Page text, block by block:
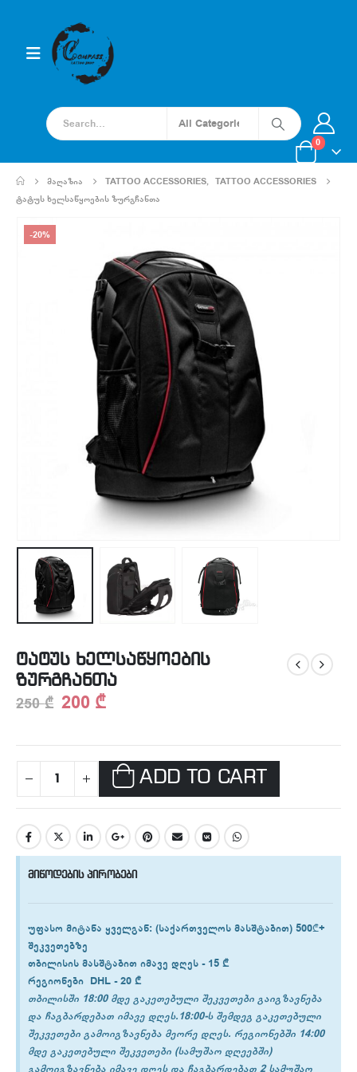
0
ᲛᲐᲦᲐᲖᲘᲐ TATTOO ACCESSORIES, TATTOO ACCESSORIES
ᲢᲐᲢᲣᲡ ᲮᲔᲚᲡᲐᲬᲧᲝᲔᲑᲘᲡ ᲖᲣᲠᲒᲩᲐᲜᲗᲐ
-20%
ტატუს ხელსაწყოების
ზურგჩანთა
250₾ 200 ₾
ADD TO CART
მიწოდების პირობები
უფასო მიტანა ყველგან: (საქართველოს მასშტაბით) 500₾+
შეკვეთებზე
თბილისის მასშტაბით იმავე დღეს -15 ₾
რეგიონები DHL -20 ₾
თბილისში 18:00 მდე გაკეთებული შეკვეთები გაიგზავნება
და ჩაგბარდებათ იმავე დღეს.18:00-ს შემდეგ გაკეთებული
შეკვეთები გამოიგზავნება მეორე დღეს. რეგიონებში 14:00
მდე გაკეთებული შეკვეთები (სამუშაო დღეებში)
გამოიგზავნება იმავე დღეს და ჩაგბარდებათ 2 სამუშაო